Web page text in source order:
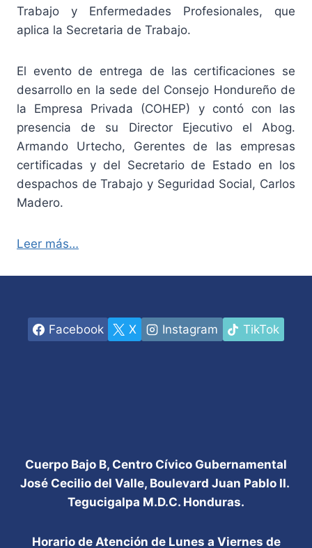
Trabajo y Enfermedades Profesionales, que
aplica la Secretaria de Trabajo.
El evento de entrega de las certificaciones se
desarrollo en la sede del Consejo Hondureño de
la Empresa Privada (COHEP) y contó con las
presencia de su Director Ejecutivo el Abog.
Armando Urtecho, Gerentes de las empresas
certificadas y del Secretario de Estado en los
despachos de Trabajo y Seguridad Social, Carlos
Madero.
Leer más…
Facebook X Instagram TikTok
Cuerpo Bajo B, Centro Cívico Gubernamental
José Cecilio del Valle, Boulevard Juan Pablo II.
Tegucigalpa M.D.C. Honduras.
Horario de Atención de Lunes a Viernes de